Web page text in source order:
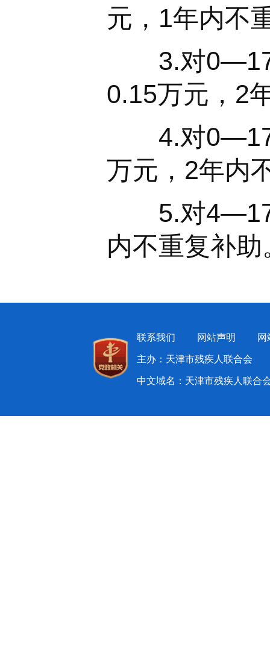
元，1年内不
3.对0—17
0.15万元，2
4.对0—17
万元，2年内
5.对4—17
内不重复补助
联系我们 网站声明 网
主办：天津市残疾人联合会
中文域名：天津市残疾人